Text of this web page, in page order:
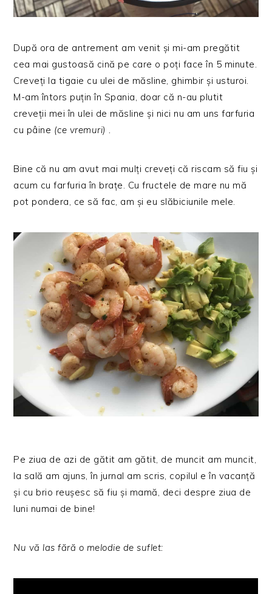
După ora de antrement am venit și mi-am pregătit
cea mai gustoasă cină pe care o poți face în 5 minute.
Creveți la tigaie cu ulei de măsline, ghimbir și usturoi.
M-am întors puțin în Spania, doar că n-au plutit
creveții mei în ulei de măsline și nici nu am uns farfuria
cu pâine (ce vremuri) .
Bine că nu am avut mai mulți creveți că riscam să fiu și
acum cu farfuria în brațe. Cu fructele de mare nu mă
pot pondera, ce să fac, am și eu slăbiciunile mele.
Pe ziua de azi de gătit am gătit, de muncit am muncit,
la sală am ajuns, în jurnal am scris, copilul e în vacanță
și cu brio reușesc să fiu și mamă, deci despre ziua de
luni numai de bine!
Nu vă las fără o melodie de suflet: